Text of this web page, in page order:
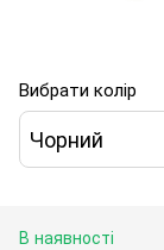
Вибрати колір
Чорний
В наявності